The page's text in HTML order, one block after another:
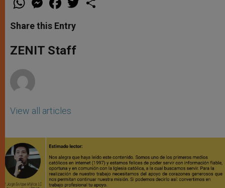
t
s
p
p
e
s
e
g
e
a
e
b
o
k
w
Share this Entry
ZENIT Staff
View all articles